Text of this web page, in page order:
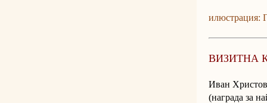
илюстрация:
ВИЗИТНА
Иван Христов
(награда за